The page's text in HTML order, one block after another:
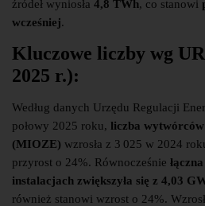
źródeł wyniosła 4,8 TWh, co stanowi
wcześniej.
Kluczowe liczby wg
2025 r.):
Według danych Urzędu Regulacji
połowy 2025 roku, liczba
(MIOZE) wzrosła z 3 025 w 2024
przyrost o 24%. Równocześnie
instalacjach zwiększyła się z 4,03
również stanowi wzrost o 24%.